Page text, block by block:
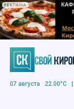
РЕКЛАМА
07 августа 22.00°C |